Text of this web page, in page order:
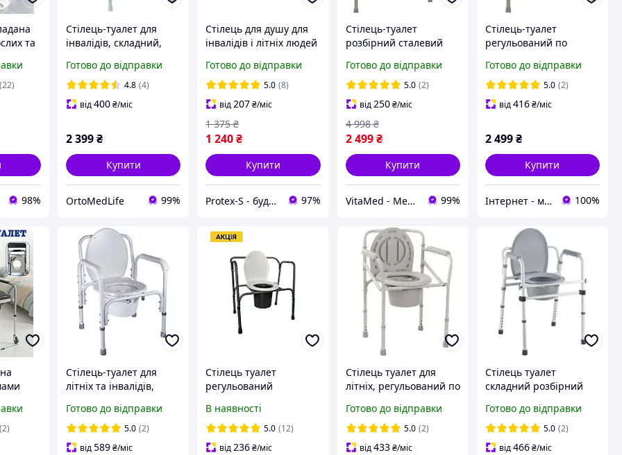
та
(22)
98%
Стілець-туалет для
інвалідів, складний,
OSD-2110C (Крісло
туалет для літніх)
Готово до відправки
4.8 (4)
від400₴/міс
2 399₴
Купити
OrtoMedLife 99%
Стілець для душу для
інвалідів і літніх людей
(KY-1104A)
Готово до відправки
5.0 (8)
від207₴/міс
1 240₴
1 375 ₴
Купити
Protex-S - будівельний інтернет-магазин 97%
Стілець-туалет
розбірний сталевий
літніх людей і інвалідів
Регулюється за
висотою
Готово до відправки
5.0 (2)
від 250 ₴/міс
2 499 ₴
4 998 ₴
Купити
VitaMed - Медтехніка для дому, товари для здоров'я та краси! 99%
Стілець-туалет
регульований по
BL710112
Готово до відправки
5.0 (2)
від416₴/міс
2 499₴
Купити
Інтернет - магазин 602 100%
(2)
Стілець-туалет для
літніх та інвалідів,
B8500CA Nova
Готово до відправки
5.0 (2)
від589₴/міс
Стілець туалет
регульований
домашній для інвалідів
літніх крісло
В наявності
5.0 (12)
від236₴/міс
Стілець туалет для
літніх, регульований по
2110J
Готово до відправки
5.0 (2)
від433 ₴/міс
Стілець туалет
складний розбірний
OSD-2110Q
Готово до відправки
5.0 (2)
від466₴/міс